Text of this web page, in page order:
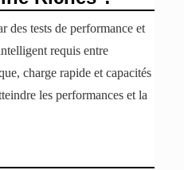
des tests de performance et
requis entre
charge rapide et capacités
les performances et la